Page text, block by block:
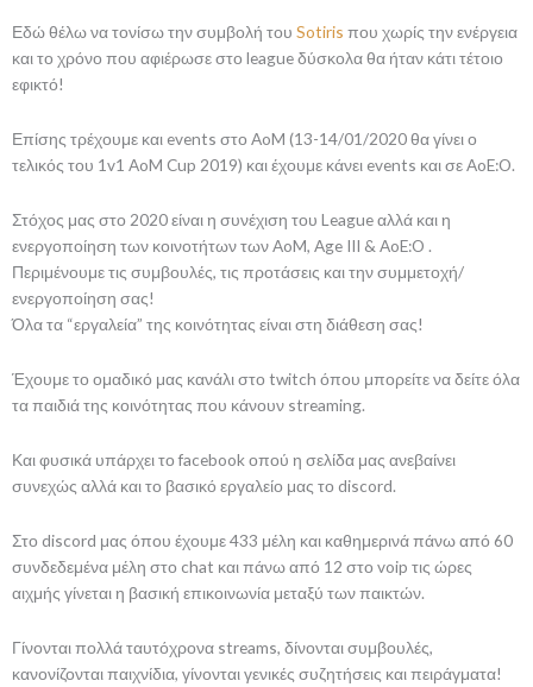
Εδώ θέλω να τονίσω την συμβολή του Sotiris που χωρίς την ενέργεια
και το χρόνο που αφιέρωσε στο league δύσκολα θα ήταν κάτι τέτοιο
εφικτό!
Επίσης τρέχουμε και events στο AoM (13-14/01/2020 θα γίνει ο
τελικός του 1v1 AoM Cup 2019) και έχουμε κάνει events και σε AoE:O.
Στόχος μας στο 2020 είναι η συνέχιση του League αλλά και η
ενεργοποίηση των κοινοτήτων των AoM, Age III & AoE:O .
Περιμένουμε τις συμβουλές, τις προτάσεις και την συμμετοχή/
ενεργοποίηση σας!
Όλα τα “εργαλεία” της κοινότητας είναι στη διάθεση σας!
Έχουμε το ομαδικό μας κανάλι στο twitch όπου μπορείτε να δείτε όλα
τα παιδιά της κοινότητας που κάνουν streaming.
Και φυσικά υπάρχει το facebook οπού η σελίδα μας ανεβαίνει
συνεχώς αλλά και το βασικό εργαλείο μας το discord.
Στο discord μας όπου έχουμε 433 μέλη και καθημερινά πάνω από 60
συνδεδεμένα μέλη στο chat και πάνω από 12 στο voip τις ώρες
αιχμής γίνεται η βασική επικοινωνία μεταξύ των παικτών.
Γίνονται πολλά ταυτόχρονα streams, δίνονται συμβουλές,
κανονίζονται παιχνίδια, γίνονται γενικές συζητήσεις και πειράγματα!